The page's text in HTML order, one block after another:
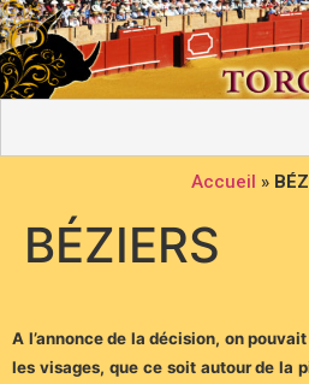
Accueil »
BÉZIERS
A l’annonce de la décision, on
les visages, que ce soit autour de la